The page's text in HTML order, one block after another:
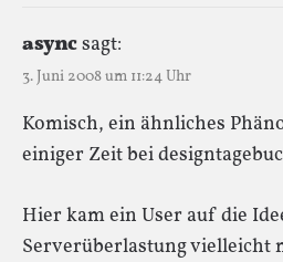
asyncsagt:
3. Juni 2008 um 11:24 Uhr
Komisch, ein ähnliches
einiger Zeit bei
Hier kam ein User auf die
Serverüberlastung vielleicht